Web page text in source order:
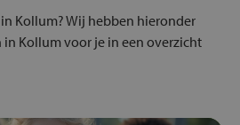
Kollum? Wij hebben hieronder
Kollum voor je in een overzicht